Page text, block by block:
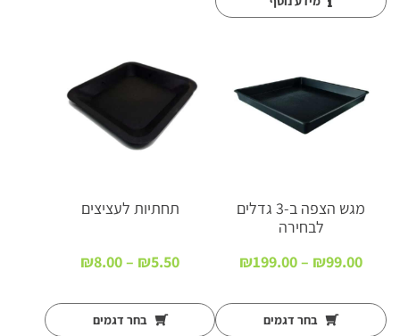
מגש הצפה ב-3 גדלים
לבחירה
₪99.00
–
₪199.00
טווח
⁦₪99.00⁩
בחר דגמים
תחתיות לעציצים
₪5.50
–
₪8.00
טווח
בחר דגמים